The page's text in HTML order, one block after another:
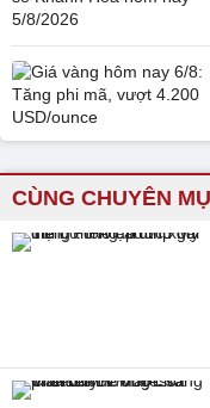
CÙNG CHUYÊN